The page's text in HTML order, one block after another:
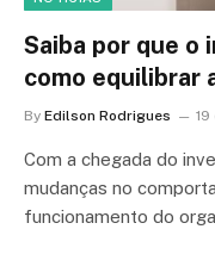
Saiba por que o
como equilibrar
By Edilson Rodrigues
Com a chegada do
mudanças no
funcionamento do